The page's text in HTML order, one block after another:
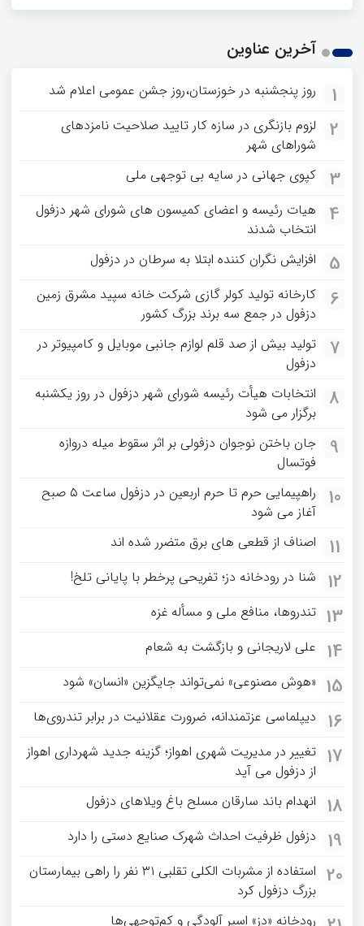
آخرین عناوین
1 روز پنجشنبه در خوزستان،روز جشن عمومی اعلام شد
2
لزوم بازنگری در سازه کار تایید صلاحیت نامزدهای
شوراهای شهر
3 کپوی جهانی در سایه بی توجهی ملی
4
هیات رئیسه و اعضای کمیسون های شورای شهر دزفول
انتخاب شدند
5 افزایش نگران کننده ابتلا به سرطان در دزفول
6
کارخانه تولید کولر گازی شرکت خانه سپید مشرق زمین
دزفول در جمع سه برند بزرگ کشور
7
تولید بیش از صد قلم لوازم جانبی موبایل و کامپیوتر در
دزفول
8
انتخابات هیأت رئیسه شورای شهر دزفول در روز یکشنبه
برگزار می شود
9
جان باختن نوجوان دزفولی بر اثر سقوط میله دروازه
فوتسال
10
راهپیمایی حرم تا حرم اربعین در دزفول ساعت ۵ صبح
آغاز می شود
11 اصناف از قطعی های برق متضرر شده اند
12 شنا در رودخانه دز؛ تفریحی پرخطر با پایانی تلخ!
13 تندروها، منافع ملی و مسأله غزه
14 علی لاریجانی و بازگشت به شعام
15 «هوش مصنوعی» نمی‌تواند جایگزین «انسان» شود
16 دیپلماسی عزتمندانه، ضرورت عقلانیت در برابر تندروی‌ها
17 تغییر در مدیریت شهری اهواز؛ گزینه جدید شهرداری اهواز
از دزفول می آید
18 انهدام باند سارقان مسلح باغ‌ ویلاهای دزفول
19 دزفول ظرفیت احداث شهرک صنایع دستی را دارد
20
استفاده از مشربات الکلی تقلبی ۳۱ نفر را راهی بیمارستان
بزرگ دزفول کرد
رودخانه «دز» اسیر آلودگی و کم‌توجهی‌ها